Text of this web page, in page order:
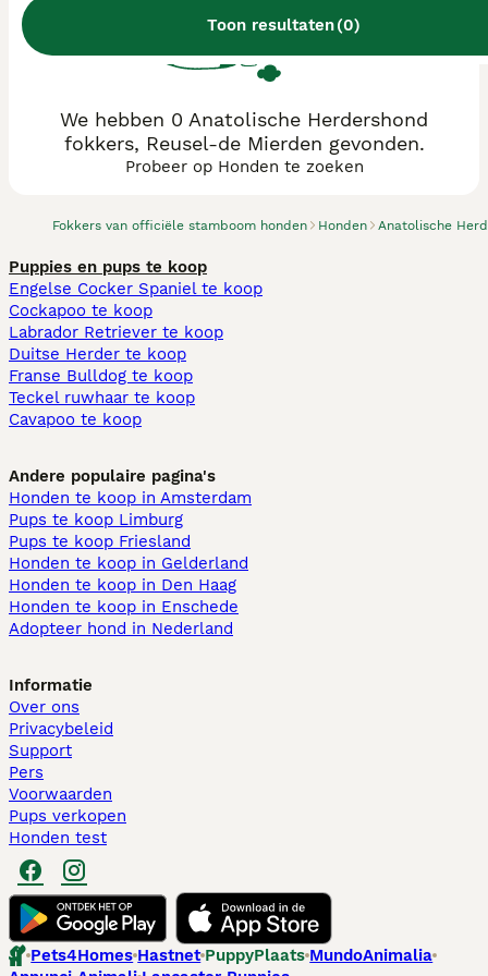
Toon resultaten(0)
Fokkers van officiële stamboom honden Honden Anatolische
We hebben 0 Anatolische Herdershond
fokkers, Reusel-de Mierden gevonden.
Probeer op Honden te zoeken
Puppies en pups te koop
Engelse Cocker Spaniel te koop
Cockapoo te koop
Labrador Retriever te koop
Duitse Herder te koop
Franse Bulldog te koop
Teckel ruwhaar te koop
Cavapoo te koop
Andere populaire pagina's
Honden te koop in Amsterdam
Pups te koop Limburg​
Pups te koop Friesland​
Honden te koop in Gelderland
Honden te koop in Den Haag
Honden te koop in Enschede
Adopteer hond in Nederland
Informatie
Over ons
Privacybeleid
Support
Pers
Voorwaarden
Pups verkopen
Honden test
Pets4Homes Hastnet PuppyPlaats MundoAnimalia